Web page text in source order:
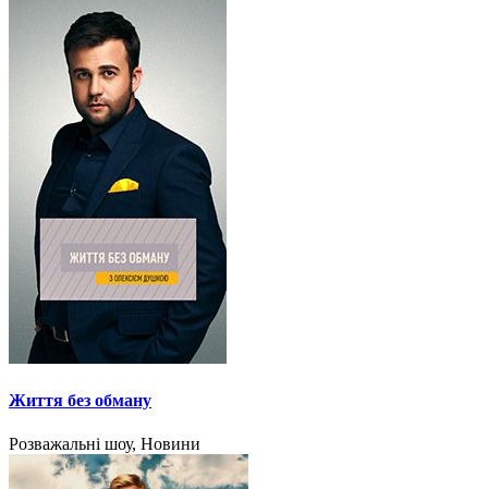
Життя без обману
Розважальні шоу, Новини